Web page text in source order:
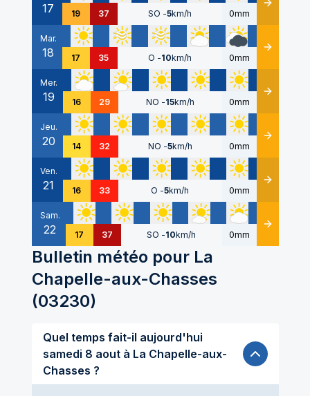
17 19 37 SO -5km/h 0mm Détails
Mar.
18 17 35 O -10km/h 0mm Détails
Mer.
19 16 29 NO -15km/h 0mm Détails
Jeu.
20 14 32 NO -5km/h 0mm Détails
Ven.
21 16 33 O -5km/h 0mm Détails
Sam.
22 17 37 SO -10km/h 0mm Détails
Bulletin météo pour La
Chapelle-aux-Chasses
(03230)
Quel temps fait-il aujourd'hui
samedi 8 aout à La Chapelle-aux-
Chasses ?